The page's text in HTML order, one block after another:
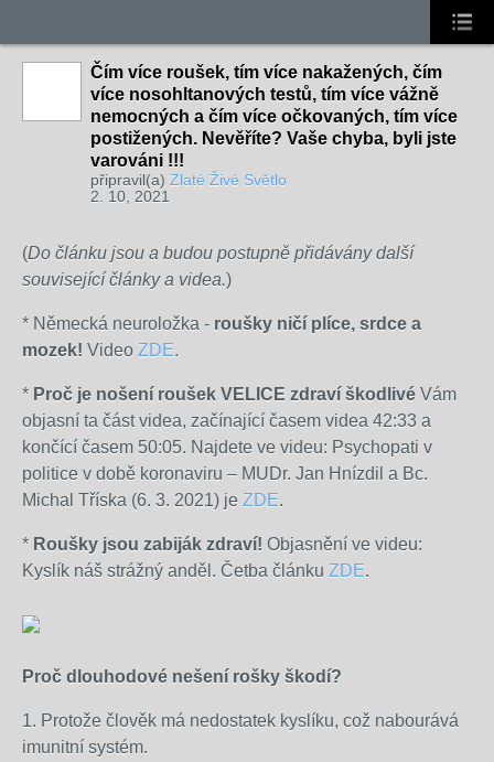
Čím více roušek, tím více nakažených, čím
více nosohltanových testů, tím více vážně
nemocných a čím více očkovaných, tím více
postižených. Nevěříte? Vaše chyba, byli jste
varováni !!!
připravil(a) Zlaté Živé Světlo
2. 10, 2021
(Do článku jsou a budou postupně přidávány další
související články a videa.)
* Německá neuroložka - roušky ničí plíce, srdce a
mozek! Video ZDE.
* Proč je nošení roušek VELICE zdraví škodlivé Vám
objasní ta část videa, začínající časem videa 42:33 a
končící časem 50:05. Najdete ve videu: Psychopati v
politice v době koronaviru – MUDr. Jan Hnízdil a Bc.
Michal Tříska (6. 3. 2021) je ZDE.
* Roušky jsou zabiják zdraví! Objasnění ve videu:
Kyslík náš strážný anděl. Četba článku ZDE.
Proč dlouhodové nešení rošky škodí?
1. Protože člověk má nedostatek kyslíku, což nabourává
imunitní systém.